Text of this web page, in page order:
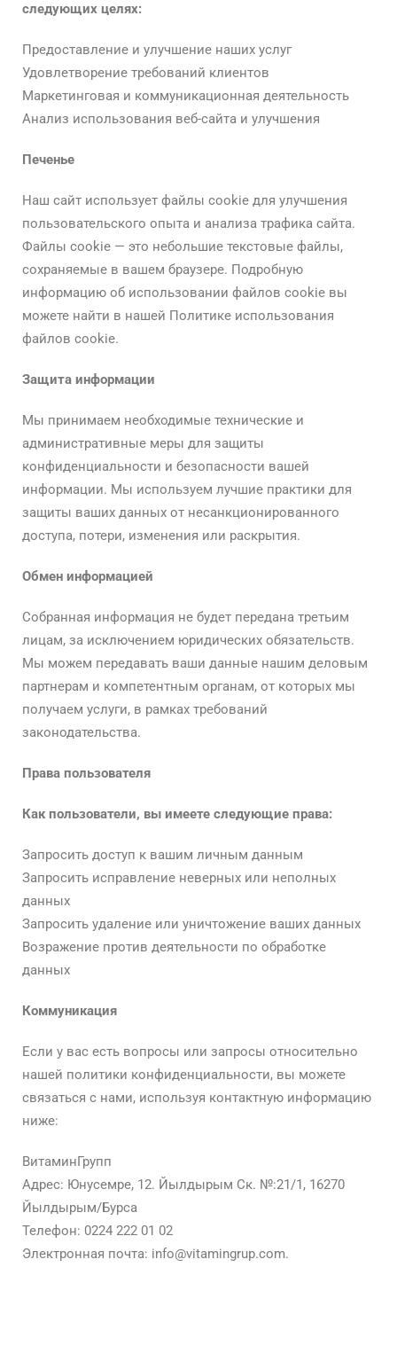
следующих целях:
Предоставление и улучшение наших услуг
Удовлетворение требований клиентов
Маркетинговая и коммуникационная деятельность
Анализ использования веб-сайта и улучшения
Печенье
Наш сайт использует файлы cookie для улучшения
пользовательского опыта и анализа трафика сайта.
Файлы cookie — это небольшие текстовые файлы,
сохраняемые в вашем браузере. Подробную
информацию об использовании файлов cookie вы
можете найти в нашей Политике использования
файлов cookie.
Защита информации
Мы принимаем необходимые технические и
административные меры для защиты
конфиденциальности и безопасности вашей
информации. Мы используем лучшие практики для
защиты ваших данных от несанкционированного
доступа, потери, изменения или раскрытия.
Обмен информацией
Собранная информация не будет передана третьим
лицам, за исключением юридических обязательств.
Мы можем передавать ваши данные нашим деловым
партнерам и компетентным органам, от которых мы
получаем услуги, в рамках требований
законодательства.
Права пользователя
Как пользователи, вы имеете следующие права:
Запросить доступ к вашим личным данным
Запросить исправление неверных или неполных
данных
Запросить удаление или уничтожение ваших данных
Возражение против деятельности по обработке
данных
Коммуникация
Если у вас есть вопросы или запросы относительно
нашей политики конфиденциальности, вы можете
связаться с нами, используя контактную информацию
ниже:
ВитаминГрупп
Адрес: Юнусемре, 12. Йылдырым Ск. №:21/1, 16270
Йылдырым/Бурса
Телефон: 0224 222 01 02
Электронная почта: info@vitamingrup.com.